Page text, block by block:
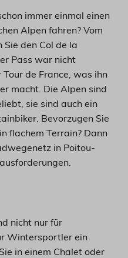
immer einmal einen
Alpen fahren? Vom
Sie den Col de la
Pass war nicht
de France, was ihn
macht. Die Alpen sind
sie sind auch ein
Bevorzugen Sie
flachem Terrain? Dann
in Poitou-
nicht nur für
Wintersportler ein
in einem Chalet oder